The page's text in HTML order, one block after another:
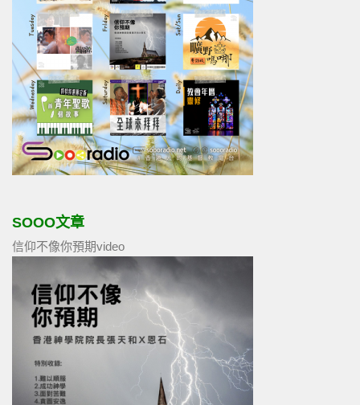
SOOO文章
信仰不像你預期video